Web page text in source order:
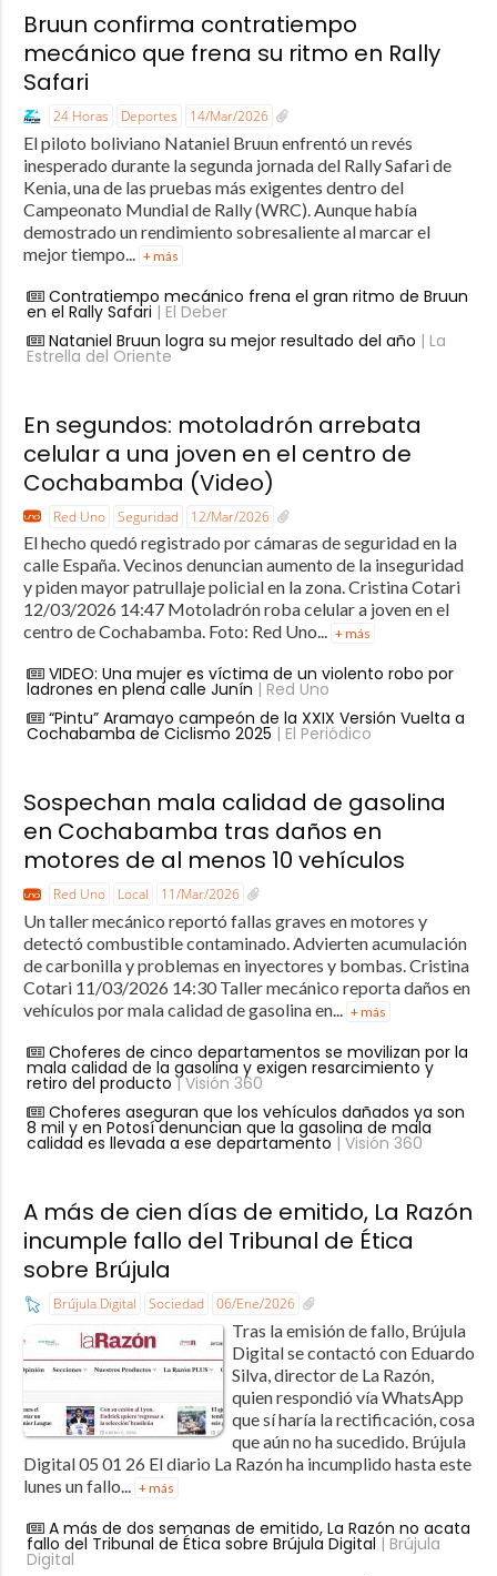
Bruun confirma contratiempo
mecánico que frena su ritmo en Rally
Safari
24 Horas Deportes 14/Mar/2026
El piloto boliviano Nataniel Bruun enfrentó un revés
inesperado durante la segunda jornada del Rally Safari de
Kenia, una de las pruebas más exigentes dentro del
Campeonato Mundial de Rally (WRC). Aunque había
demostrado un rendimiento sobresaliente al marcar el
mejor tiempo...
+ más
Contratiempo mecánico frena el gran ritmo de Bruun
en el Rally Safari | El Deber
Nataniel Bruun logra su mejor resultado del año | La
Estrella del Oriente
En segundos: motoladrón arrebata
celular a una joven en el centro de
Cochabamba (Video)
Red Uno Seguridad 12/Mar/2026
El hecho quedó registrado por cámaras de seguridad en la
calle España. Vecinos denuncian aumento de la inseguridad
y piden mayor patrullaje policial en la zona. Cristina Cotari
12/03/2026 14:47 Motoladrón roba celular a joven en el
centro de Cochabamba. Foto: Red Uno... + más
VIDEO: Una mujer es víctima de un violento robo por
ladrones en plena calle Junín | Red Uno
“Pintu” Aramayo campeón de la XXIX Versión Vuelta a
Cochabamba de Ciclismo 2025 | El Periódico
Sospechan mala calidad de gasolina
en Cochabamba tras daños en
motores de al menos 10 vehículos
Red Uno Local 11/Mar/2026
Un taller mecánico reportó fallas graves en motores y
detectó combustible contaminado. Advierten acumulación
de carbonilla y problemas en inyectores y bombas. Cristina
Cotari 11/03/2026 14:30 Taller mecánico reporta daños en
vehículos por mala calidad de gasolina en... + más
Choferes de cinco departamentos se movilizan por la
mala calidad de la gasolina y exigen resarcimiento y
retiro del producto | Visión 360
Choferes aseguran que los vehículos dañados ya son
8 mil y en Potosí denuncian que la gasolina de mala
calidad es llevada a ese departamento | Visión 360
A más de cien días de emitido, La Razón
incumple fallo del Tribunal de Ética
sobre Brújula
Brújula Digital Sociedad 06/Ene/2026
Tras la emisión de fallo, Brújula
Digital se contactó con Eduardo
Silva, director de La Razón,
quien respondió vía WhatsApp
que sí haría la rectificación, cosa
que aún no ha sucedido. Brújula
Digital 05 01 26 El diario La Razón ha incumplido hasta este
lunes un fallo... + más
A más de dos semanas de emitido, La Razón no acata
fallo del Tribunal de Ética sobre Brújula Digital | Brújula
Digital